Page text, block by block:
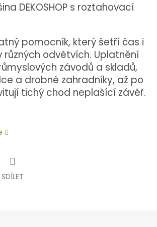
DEKOSHOP s roztahovací
pomocník, který šetří čas i
různých odvětvích. Uplatnění
závodů a skladů,
a drobné zahradníky, až po
tichý chod neplašící závěř.
SDÍLET